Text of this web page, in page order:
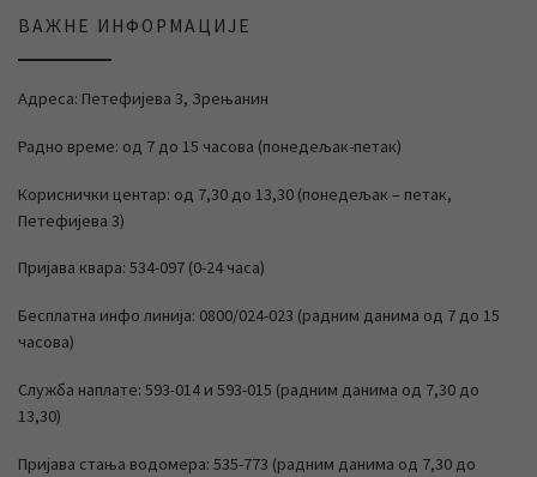
ВАЖНЕ ИНФОРМАЦИЈЕ
Адреса: Петефијева 3, Зрењанин
Радно време: од 7 до 15 часова (понедељак-петак)
Кориснички центар: од 7,30 до 13,30 (понедељак – петак,
Петефијева 3)
Пријава квара: 534-097 (0-24 часа)
Бесплатна инфо линија: 0800/024-023 (радним данима од 7 до 15
часова)
Служба наплате: 593-014 и 593-015 (радним данима од 7,30 до
13,30)
Пријава стања водомера: 535-773 (радним данима од 7,30 до